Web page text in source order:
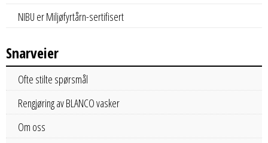
NIBU er Miljøfyrtårn-sertifisert
Snarveier
Ofte stilte spørsmål
Rengjøring av BLANCO vasker
Om oss